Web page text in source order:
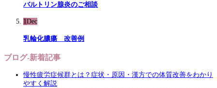
バルトリン腺炎のご相談
1Dec
乳輪化膿瘍 改善例
ブログ-新着記事
慢性疲労症候群とは？症状・原因・漢方での体質改善をわかり
やすく解説